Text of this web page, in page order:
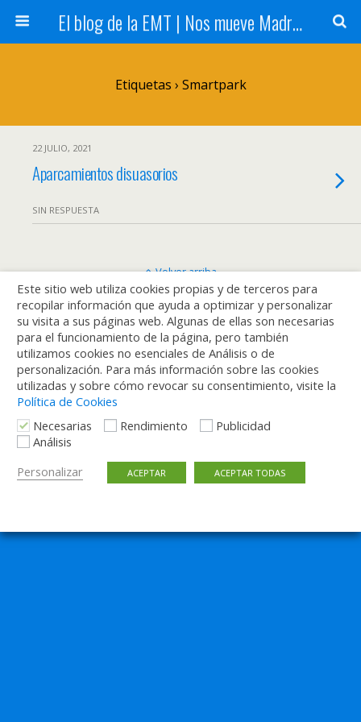
El blog de la EMT | Nos mueve Madrid
Etiquetas › Smartpark
22 JULIO, 2021
Aparcamientos disuasorios
SIN RESPUESTA
Volver arriba
Móvil Escritorio
Este sitio web utiliza cookies propias y de terceros para
recopilar información que ayuda a optimizar y personalizar
su visita a sus páginas web. Algunas de ellas son necesarias
para el funcionamiento de la página, pero también
utilizamos cookies no esenciales de Análisis o de
personalización. Para más información sobre las cookies
utilizadas y sobre cómo revocar su consentimiento, visite la
Política de Cookies
Necesarias
Rendimiento
Publicidad
Análisis
Personalizar
ACEPTAR ACEPTAR TODAS